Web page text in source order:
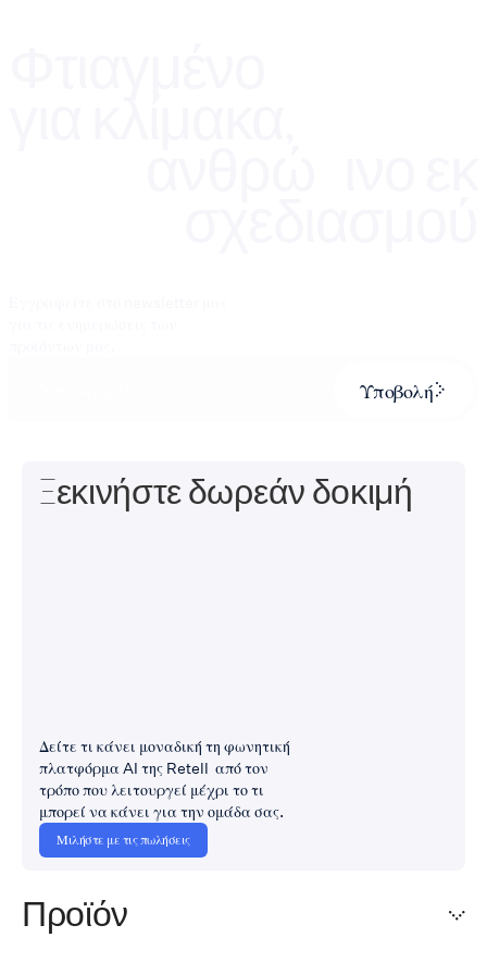
Υποβολή
Ξεκινήστε δωρεάν δοκιμή
Δείτε τι κάνει μοναδική τη φωνητική
πλατφόρμα AI της Retell από τον
τρόπο που λειτουργεί μέχρι το τι
μπορεί να κάνει για την ομάδα σας.
Μιλήστε με τις πωλήσεις
Προϊόν